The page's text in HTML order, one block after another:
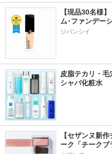
【現品30名様
ジバンシイ
皮脂テカリ・
シャバ化粧水
【セザンヌ新
ーク「チークブ